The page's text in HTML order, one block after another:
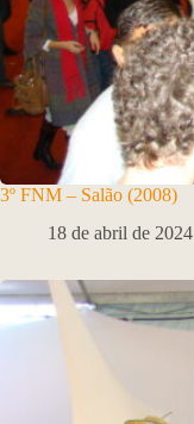
3º FNM – Salão (2008)
18 de abril de 2024